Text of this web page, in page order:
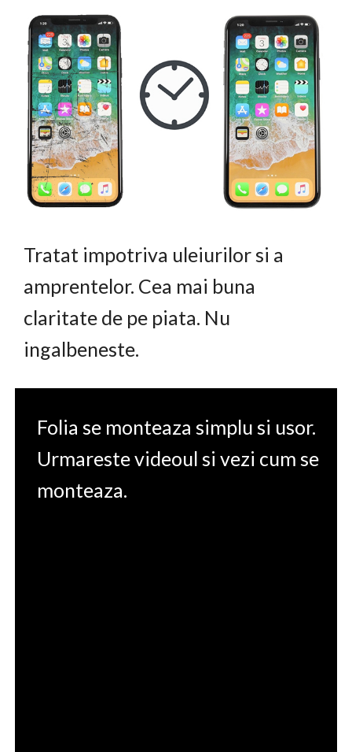
Tratat impotriva uleiurilor si a
amprentelor. Cea mai buna
claritate de pe piata. Nu
ingalbeneste.
Folia se monteaza simplu si usor.
Urmareste videoul si vezi cum se
monteaza.